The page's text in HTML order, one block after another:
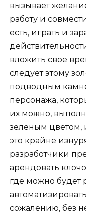
вызывает
работу и
есть, играть и
вложить свое
следует этому
подводным
персонажа,
их можно,
зеленым цветом,
это крайне
разработчики
арендовать
где можно будет
сожалению, без